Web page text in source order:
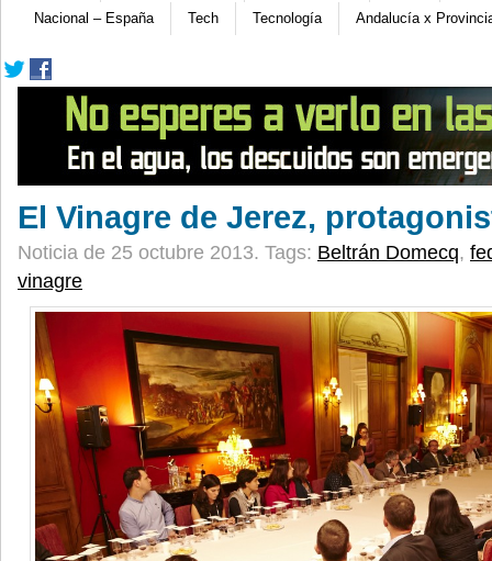
Nacional – España
Tech Tecnología Andalucía x
El Vinagre de Jerez,
Noticia de 25 octubre 2013. Tags: Beltrán Domecq,
vinagre